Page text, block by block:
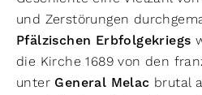
und Zerstörungen
Pfälzischen Erbfolgekriegs
die Kirche 1689 von den
unter General Melac brutal